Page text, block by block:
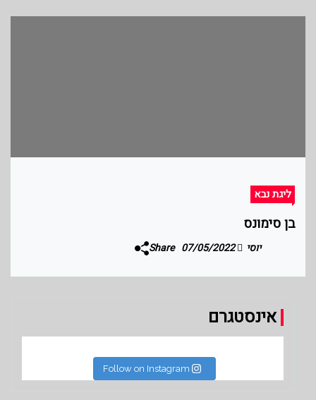
ליגת נבא
בן סימונס
יוסי 07/05/2022
Share
אינסטגרם
Follow on Instagram